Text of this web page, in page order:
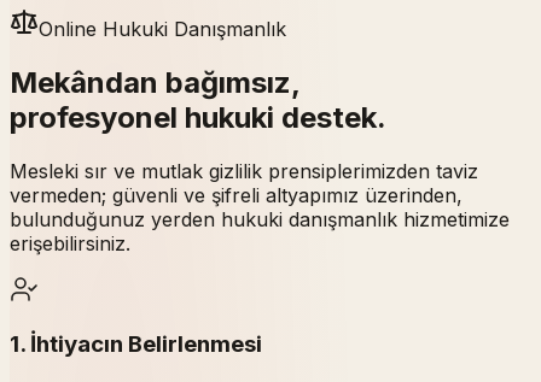
Online Hukuki Danışmanlık
Mekândan bağımsız,
profesyonel hukuki destek.
Mesleki sır ve mutlak gizlilik prensiplerimizden taviz
vermeden; güvenli ve şifreli altyapımız üzerinden,
bulunduğunuz yerden hukuki danışmanlık hizmetimize
erişebilirsiniz.
1. İhtiyacın Belirlenmesi